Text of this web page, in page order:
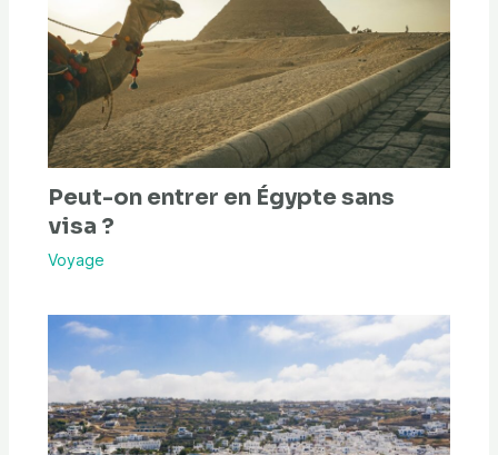
Peut-on entrer en Égypte sans
visa ?
Voyage